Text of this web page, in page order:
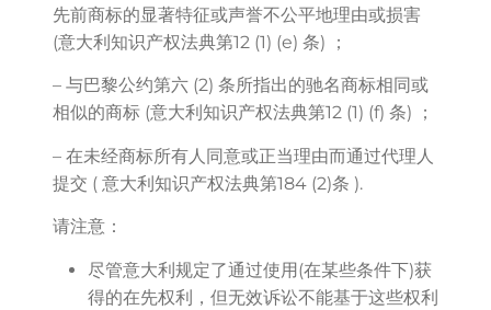
先前商标的显著特征或声誉不公平地理由或损害
(意大利知识产权法典第12 (1) (e) 条) ；
– 与巴黎公约第六 (2) 条所指出的驰名商标相同或
相似的商标 (意大利知识产权法典第12 (1) (f) 条) ；
– 在未经商标所有人同意或正当理由而通过代理人
提交 ( 意大利知识产权法典第184 (2)条 ).
请注意：
尽管意大利规定了通过使用(在某些条件下)获
得的在先权利，但无效诉讼不能基于这些权利